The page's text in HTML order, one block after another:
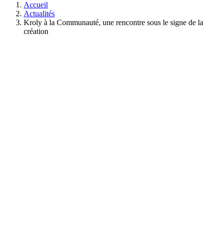
Accueil
Actualités
Kroly à la Communauté, une rencontre sous le signe de la
création